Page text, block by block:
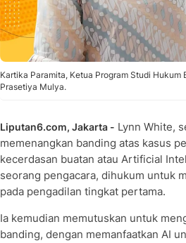
Kartika Paramita, Ketua Program Studi
Prasetiya Mulya.
Liputan6.com, Jakarta - Lynn White,
memenangkan banding atas kasus
kecerdasan buatan atau Artificial
seorang pengacara, dihukum untuk
pada pengadilan tingkat pertama.
Ia kemudian memutuskan untuk
banding, dengan memanfaatkan AI